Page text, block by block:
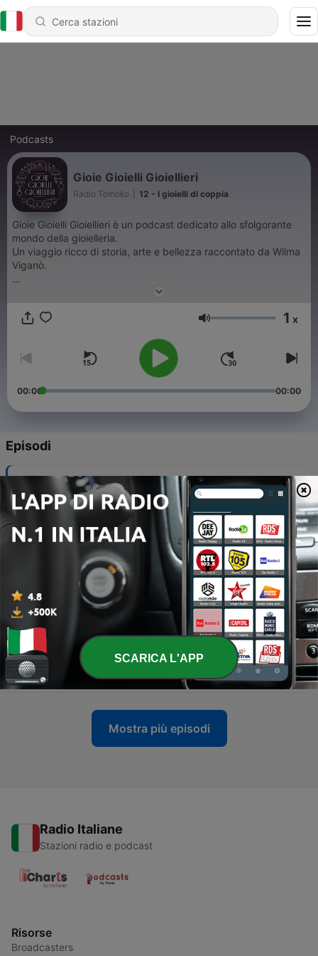
Podcasts
Gioie Gioielli Gioiellieri
Radio Tomoko 12 - I gioielli di coppia
Gioie Gioielli Gioiellieri è un podcast dedicato allo sfolgorante
mondo della gioielleria.
Un viaggio ricco di storia, arte e bellezza raccontato da Wilma
Viganò.
domenica del mese.
Musica: Jamie Rutherford - For Old Times
Volume 1 x
00:00 00:00
Episodi
12 - I gioielli di coppia
13 Lug 2025
11 - Il mistero della camera d'ambra
08 Giu 2025
La corona ferrea
11 Maggio 2025
9 - Il trono del pavone
13 Apr 2025
8 - Benvenuto Cellini
09 Mar 2025
Mostra più episodi
Radio Italiane
Stazioni radio e podcast
Risorse
Broadcasters
SCARICA L'APP